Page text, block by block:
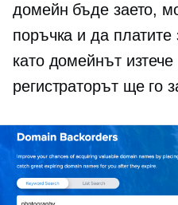
домейн бъде заето,
поръчка и да платите
като домейнът
регистраторът ще го